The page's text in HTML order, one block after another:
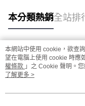
本分類熱銷全站排
熱門標籤
本網站中使用 cookie，欲查
望在電腦上使用 cookie 時應
權條款 」之 Cookie 聲明。
用條款之 Cookie 聲明使用
了解更多 >